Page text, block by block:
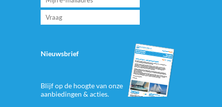
Nieuwsbrief
Blijf op de hoogte van onze
aanbiedingen & acties.